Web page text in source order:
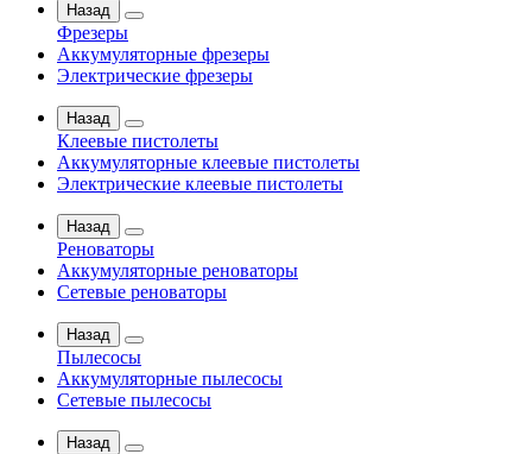
Назад
Фрезеры
Аккумуляторные фрезеры
Электрические фрезеры
Назад
Клеевые пистолеты
Аккумуляторные клеевые пистолеты
Электрические клеевые пистолеты
Назад
Реноваторы
Аккумуляторные реноваторы
Сетевые реноваторы
Назад
Пылесосы
Аккумуляторные пылесосы
Сетевые пылесосы
Назад